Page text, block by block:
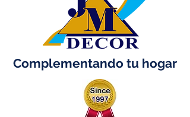
Complementando tu hogar